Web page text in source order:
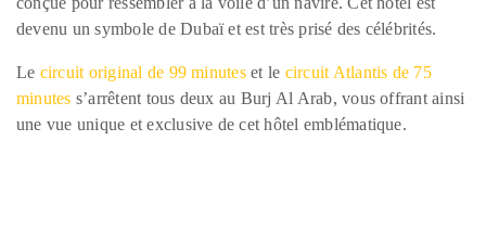
devenu un symbole de Dubaï et est très prisé des célébrités.
Le circuit original de 99 minuteset le circuit Atlantis de 75
minutes s’arrêtent tous deux au Burj Al Arab, vous offrant ainsi
une vue unique et exclusive de cet hôtel emblématique.